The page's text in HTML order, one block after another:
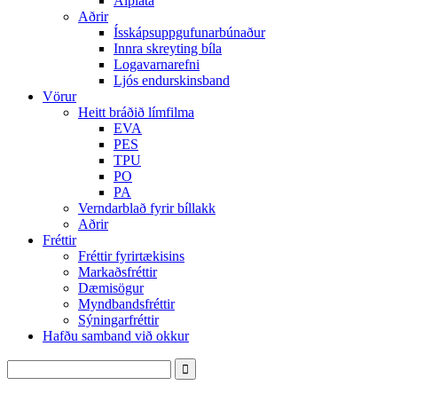
Aðrir
Ísskápsuppgufunarbúnaður
Innra skreyting bíla
Logavarnarefni
Ljós endurskinsband
Vörur
Heitt bráðið límfilma
EVA
PES
TPU
PO
PA
Verndarblað fyrir bíllakk
Aðrir
Fréttir
Fréttir fyrirtækisins
Markaðsfréttir
Dæmisögur
Myndbandsfréttir
Sýningarfréttir
Hafðu samband við okkur